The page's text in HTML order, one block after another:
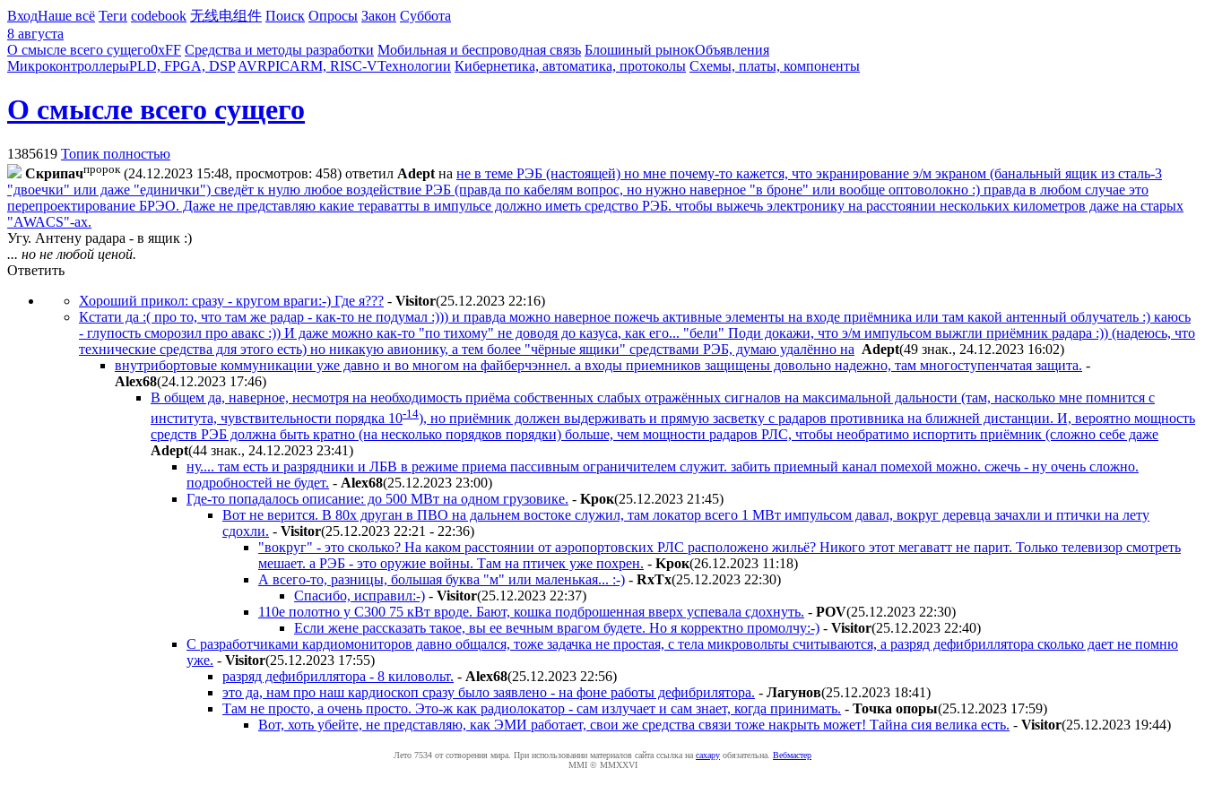
ВходНаше всё Теги codebook 无线电组件 Поиск Опросы Закон Суббота
8 августа
О смысле всего сущего0xFF Средства и методы разработки Мобильная и беспроводная связь Блошиный рынокОбъявления
МикроконтроллерыPLD, FPGA, DSP AVRPICARM, RISC-VТехнологии Кибернетика, автоматика, протоколы Схемы, платы, компоненты
О смысле всего сущего
1385619 Топик полностью
Cкpипaчпророк (24.12.2023 15:48, просмотров: 458) ответил Adept на не в теме РЭБ (настоящей) но мне почему-то кажется, что экранирование э/м экраном (банальный ящик из сталь-3
"двоечки" или даже "единички") сведёт к нулю любое воздействие РЭБ (правда по кабелям вопрос, но нужно наверное "в броне" или вообще оптоволокно :) правда в любом случае это
перепроектирование БРЭО. Даже не представляю какие тераватты в импульсе должно иметь средство РЭБ. чтобы выжечь электронику на расстоянии нескольких километров даже на старых
"AWACS"-ах.
Угу. Антену радара - в ящик :)
... но не любой ценой.
Ответить
Хороший прикол: сразу - кругом враги:-) Где я??? - Visitor(25.12.2023 22:16)
Кстати да :( про то, что там же радар - как-то не подумал :))) и правда можно наверное пожечь активные элементы на входе приёмника или там какой антенный облучатель :) каюсь
- глупость сморозил про авакс :)) И даже можно как-то "по тихому" не доводя до казуса, как его... "бели" Поди докажи, что э/м импульсом выжгли приёмник радара :)) (надеюсь, что
технические средства для этого есть) но никакую авионику, а тем более "чёрные ящики" средствами РЭБ, думаю удалённо на Adept(49 знак., 24.12.2023 16:02)
внутрибортовые коммуникации уже давно и во многом на файберчэннел. а входы приемников защищены довольно надежно, там многоступенчатая защита. -
Alex68(24.12.2023 17:46)
В общем да, наверное, несмотря на необходимость приёма собственных слабых отражённых сигналов на максимальной дальности (там, насколько мне помнится с
института, чувствительности порядка 10-14), но приёмник должен выдерживать и прямую засветку с радаров противника на ближней дистанции. И, вероятно мощность
средств РЭБ должна быть кратно (на несколько порядков порядки) больше, чем мощности радаров РЛС, чтобы необратимо испортить приёмник (сложно себе даже
Adept(44 знак., 24.12.2023 23:41)
ну.... там есть и разрядники и ЛБВ в режиме приема пассивным ограничителем служит. забить приемный канал помехой можно. сжечь - ну очень сложно.
подробностей не будет. - Alex68(25.12.2023 23:00)
Где-то попадалось описание: до 500 МВт на одном грузовике. - Kpoк(25.12.2023 21:45)
Вот не верится. В 80х друган в ПВО на дальнем востоке служил, там локатор всего 1 МВт импульсом давал, вокруг деревца зачахли и птички на лету
сдохли. - Visitor(25.12.2023 22:21 - 22:36)
"вокруг" - это сколько? На каком расстоянии от аэропортовских РЛС расположено жильё? Никого этот мегаватт не парит. Только телевизор смотреть
мешает. а РЭБ - это оружие войны. Там на птичек уже похрен. - Kpoк(26.12.2023 11:18)
А всего-то, разницы, большая буква "м" или маленькая... :-) - RxTx(25.12.2023 22:30)
Спасибо, исправил:-) - Visitor(25.12.2023 22:37)
110е полотно у С300 75 кВт вроде. Бают, кошка подброшенная вверх успевала сдохнуть. - POV(25.12.2023 22:30)
Если жене рассказать такое, вы ее вечным врагом будете. Но я корректно промолчу:-) - Visitor(25.12.2023 22:40)
С разработчиками кардиомониторов давно общался, тоже задачка не простая, с тела микровольты считываются, а разряд дефибриллятора сколько дает не помню
уже. - Visitor(25.12.2023 17:55)
разряд дефибриллятора - 8 киловольт. - Alex68(25.12.2023 22:56)
это да, нам про наш кардиоскоп сразу было заявлено - на фоне работы дефибрилятора. - Лaгyнoв(25.12.2023 18:41)
Там не просто, а очень просто. Это-ж как радиолокатор - сам излучает и сам знает, когда принимать. - Toчкa oпopы(25.12.2023 17:59)
Вот, хоть убейте, не представляю, как ЭМИ работает, свои же средства связи тоже накрыть может! Тайна сия велика есть. - Visitor(25.12.2023 19:44)
Лето 7534 от сотворения мира. При использовании материалов сайта ссылка на caxapу обязательна. Вебмастер
MMI © MMXXVI